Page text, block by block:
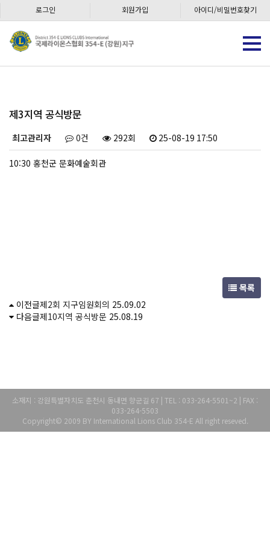
로그인 회원가입 아이디/비밀번호찾기
제3지역 공식방문
최고관리자 0건 292회 25-08-19 17:50
10:30 홍천군 문화예술회관
목록
이전글제2회 지구임원회의 25.09.02
다음글제10지역 공식방문 25.08.19
소재지 : 강원특별자치도 춘천시 동내면 향군길 67 | TEL : 033-264-5501~2 | FAX :
033-264-5503
Copyright© 2009 BY International Lions Club 354-E All right reseved.